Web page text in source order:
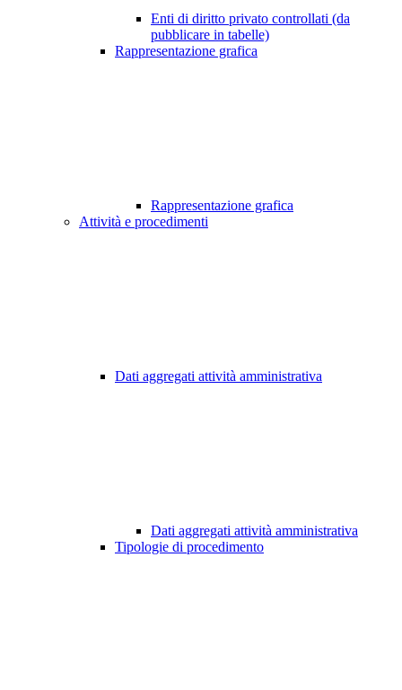
Enti di diritto privato controllati (da
pubblicare in tabelle)
Rappresentazione grafica
Rappresentazione grafica
Attività e procedimenti
Dati aggregati attività amministrativa
Dati aggregati attività amministrativa
Tipologie di procedimento